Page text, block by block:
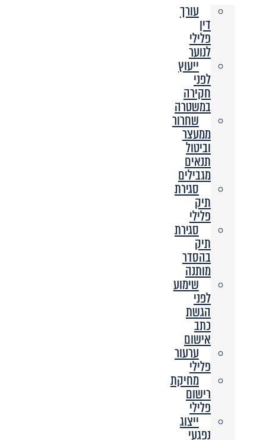
עורך
דין
פלילי
לנוער
ייעוץ
לפני
חקירה
במשטרה
שחרור
ממעצר
וביטול
תנאים
מגבילים
סגירת
תיק
פלילי
סגירת
תיק
בהסדר
מותנה
שימוע
לפני
הגשת
כתב
אישום
ערעור
פלילי
מחיקת
רישום
פלילי
ייצוג
נפגעי